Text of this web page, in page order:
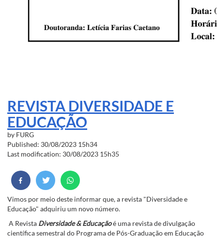
REVISTA DIVERSIDADE E
EDUCAÇÃO
by FURG
Published: 30/08/2023 15h34
Last modification: 30/08/2023 15h35
Vimos por meio deste informar que, a revista "Diversidade e
Educação" adquiriu um novo número.
A Revista Diversidade & Educaçãoé uma revista de divulgação
científica semestral do Programa de Pós-Graduação em Educação